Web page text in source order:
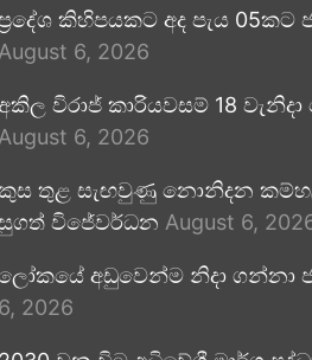
කිහිපයකට අද පැය 05කට
August 6, 2026
විරාජ් කාරියවසම් 18
August 6, 2026
තුළ සැඟවුණු නොනිදන
විජේවර්ධන August 6,
අඩුවෙන්ම නිදා ගන්නා
6, 2026